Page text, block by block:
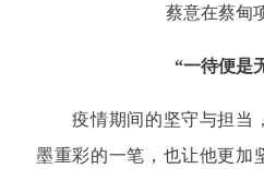
蔡意在蔡甸
“一待便是
疫情期间的坚守与担当
墨重彩的一笔，也让他更加